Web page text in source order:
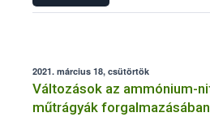
2021. március 18, csütörtök
Változások az ammónium-
műtrágyák forgalmazásában